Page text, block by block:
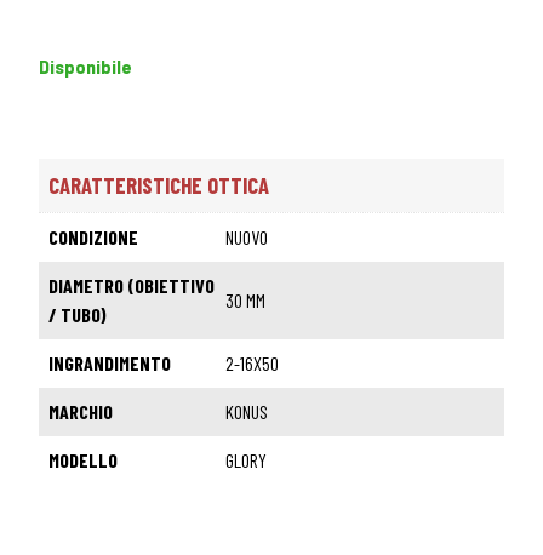
Disponibile
CARATTERISTICHE OTTICA
CONDIZIONE NUOVO
DIAMETRO (OBIETTIVO
/ TUBO)
30 MM
INGRANDIMENTO 2-16X50
MARCHIO KONUS
MODELLO GLORY